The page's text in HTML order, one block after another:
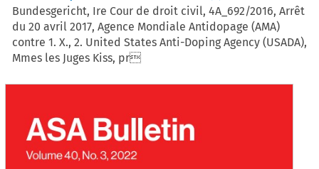
Bundesgericht, Ire Cour de droit civil, 4A_692/2016, Arrêt
du 20 avril 2017, Agence Mondiale Antidopage (AMA)
contre 1. X., 2. United States Anti-Doping Agency (USADA),
Mmes les Juges Kiss, pr